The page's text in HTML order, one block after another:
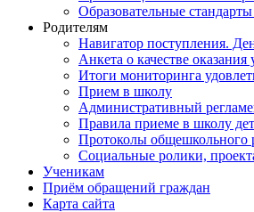
Образовательные
Родителям
Навигатор поступления.
Анкета о качестве оказания
Итоги мониторинга
Прием в школу
Административный
Правила приеме в школу
Протоколы общешкольного
Социальные ролики,
Ученикам
Приём обращений граждан
Карта сайта